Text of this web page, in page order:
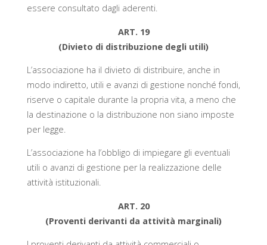
essere consultato dagli aderenti.
ART. 19
(Divieto di distribuzione degli utili)
L’associazione ha il divieto di distribuire, anche in
modo indiretto, utili e avanzi di gestione nonché fondi,
riserve o capitale durante la propria vita, a meno che
la destinazione o la distribuzione non siano imposte
per legge.
L’associazione ha l’obbligo di impiegare gli eventuali
utili o avanzi di gestione per la realizzazione delle
attività istituzionali.
ART. 20
(Proventi derivanti da attività marginali)